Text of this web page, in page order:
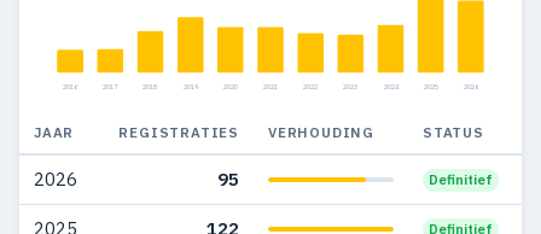
2011
2009 13 14
2008 21 20
2016 2017 2018 2019 2020 2021 2022 2023 2024 2025 2026
JAAR REGISTRATIES VERHOUDING STATUS
2026 95 Definitief
2025 122 Definitief